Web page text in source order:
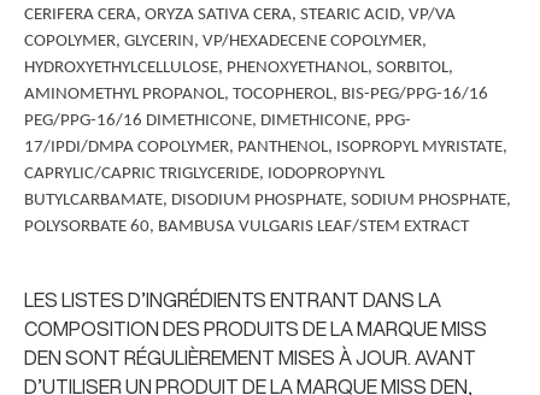
CERIFERA CERA, ORYZA SATIVA CERA, STEARIC ACID, VP/VA
COPOLYMER, GLYCERIN, VP/HEXADECENE COPOLYMER,
HYDROXYETHYLCELLULOSE, PHENOXYETHANOL, SORBITOL,
AMINOMETHYL PROPANOL, TOCOPHEROL, BIS-PEG/PPG-16/16
PEG/PPG-16/16 DIMETHICONE, DIMETHICONE, PPG-
17/IPDI/DMPA COPOLYMER, PANTHENOL, ISOPROPYL MYRISTATE,
CAPRYLIC/CAPRIC TRIGLYCERIDE, IODOPROPYNYL
BUTYLCARBAMATE, DISODIUM PHOSPHATE, SODIUM PHOSPHATE,
POLYSORBATE 60, BAMBUSA VULGARIS LEAF/STEM EXTRACT
LES LISTES D’INGRÉDIENTS ENTRANT DANS LA
COMPOSITION DES PRODUITS DE LA MARQUE MISS
DEN SONT RÉGULIÈREMENT MISES À JOUR. AVANT
D’UTILISER UN PRODUIT DE LA MARQUE MISS DEN,